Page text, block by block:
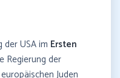
der USA im Ersten
Regierung der
Juden